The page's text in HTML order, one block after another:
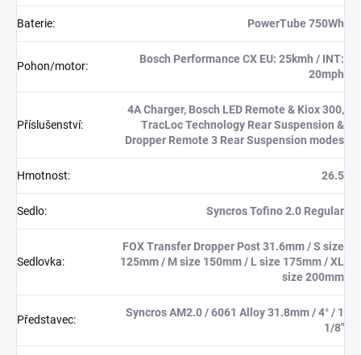
Baterie: PowerTube 750Wh
Pohon/motor:
Bosch Performance CX EU: 25kmh / INT:
20mph
Příslušenství:
4A Charger, Bosch LED Remote & Kiox 300,
TracLoc Technology Rear Suspension &
Dropper Remote 3 Rear Suspension modes
Hmotnost: 26.5
Sedlo: Syncros Tofino 2.0 Regular
Sedlovka:
FOX Transfer Dropper Post 31.6mm / S size
125mm / M size 150mm / L size 175mm / XL
size 200mm
Představec:
Syncros AM2.0 / 6061 Alloy 31.8mm / 4° / 1
1/8"